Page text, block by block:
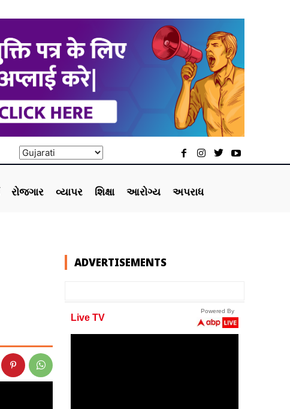
રોજગાર વ્યાપર શિક્ષા આરોગ્ય અપરાધ
ADVERTISEMENTS